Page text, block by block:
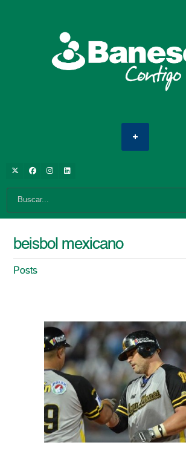
beisbol mexicano
Posts